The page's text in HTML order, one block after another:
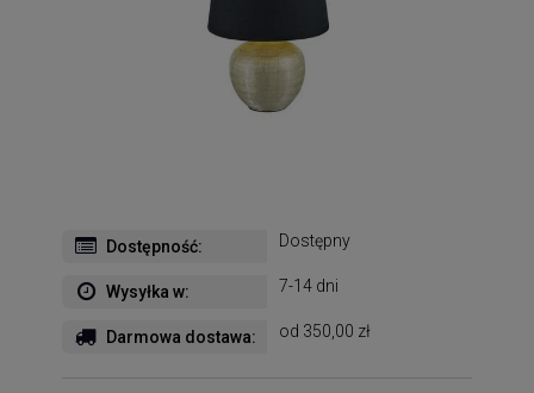
Dostępność: Dostępny
Wysyłka w: 7-14 dni
Darmowa dostawa: od 350,00 zł